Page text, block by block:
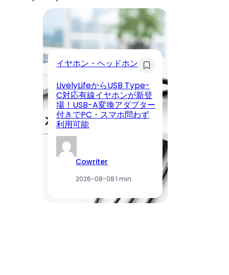
イヤホン・ヘッドホン
LivelyLifeからUSB Type-
C対応有線イヤホンが新登
場！USB-A変換アダプター
付きでPC・スマホ問わず
利用可能
Cowriter
2026-08-08·1 min